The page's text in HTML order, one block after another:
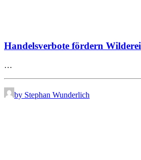
Handelsverbote fördern Wilderei
…
by Stephan Wunderlich